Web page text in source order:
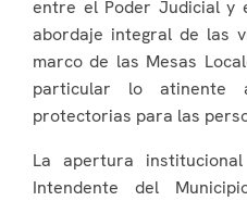
entre el Poder Judicial y
abordaje integral de las
marco de las Mesas
particular lo atinente
protectorias para las
La apertura
Intendente del